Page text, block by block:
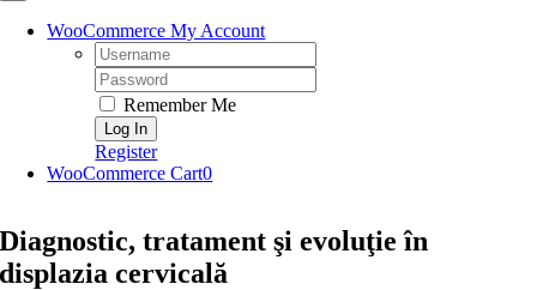
WooCommerce My Account
Username:
Password:
Remember Me
Register
WooCommerce Cart0
Diagnostic, tratament şi evoluţie în
displazia cervicală